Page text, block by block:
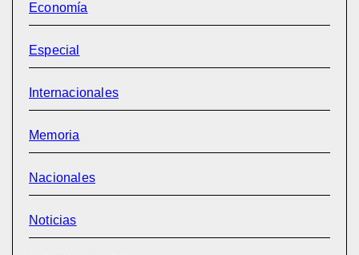
Economía
Especial
Internacionales
Memoria
Nacionales
Noticias